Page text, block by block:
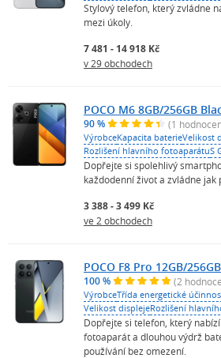
Stylový telefon, který zvládne
mezi úkoly.
7 481 - 14 918 Kč
v 29 obchodech
POCO M6 8GB/256GB
90 % (1
VýrobceKapacita baterieVelikost
Rozlišení hlavního fotoaparátuS
Dopřejte si spolehlivý
každodenní život a zvládne jak
3 388 - 3 499 Kč
ve 2 obchodech
POCO F8 Pro 12GB/
100 % (2
VýrobceTřída energetické
Velikost displejeRozlišení
Dopřejte si telefon, který
fotoaparát a dlouhou výdrž
používání bez omezení.